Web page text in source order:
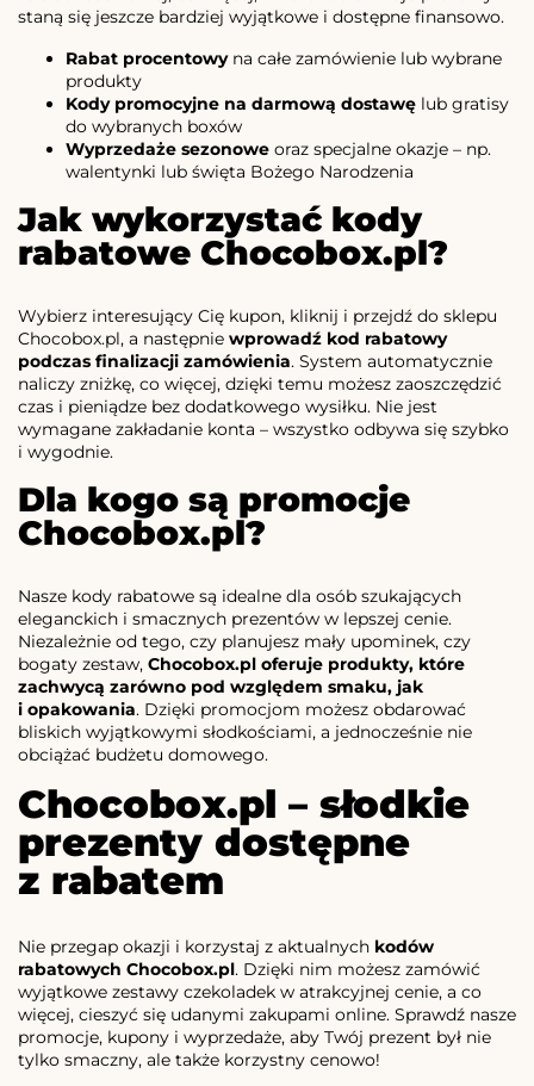
staną się jeszcze bardziej wyjątkowe i dostępne finansowo.
Rabat procentowyna całe zamówienie lub wybrane
produkty
Kody promocyjne na darmową dostawę lub gratisy
do wybranych boxów
Wyprzedaże sezonowe oraz specjalne okazje – np.
walentynki lub święta Bożego Narodzenia
Jak wykorzystać kody
rabatowe Chocobox.pl?
Wybierz interesujący Cię kupon, kliknij i przejdź do sklepu
Chocobox.pl, a następnie wprowadź kod rabatowy
podczas finalizacji zamówienia. System automatycznie
naliczy zniżkę, co więcej, dzięki temu możesz zaoszczędzić
czas i pieniądze bez dodatkowego wysiłku. Nie jest
wymagane zakładanie konta – wszystko odbywa się szybko
i wygodnie.
Dla kogo są promocje
Chocobox.pl?
Nasze kody rabatowe są idealne dla osób szukających
eleganckich i smacznych prezentów w lepszej cenie.
Niezależnie od tego, czy planujesz mały upominek, czy
bogaty zestaw, Chocobox.pl oferuje produkty, które
zachwycą zarówno pod względem smaku, jak
i opakowania. Dzięki promocjom możesz obdarować
bliskich wyjątkowymi słodkościami, a jednocześnie nie
obciążać budżetu domowego.
Chocobox.pl – słodkie
prezenty dostępne
z rabatem
Nie przegap okazji i korzystaj z aktualnych kodów
rabatowych Chocobox.pl. Dzięki nim możesz zamówić
wyjątkowe zestawy czekoladek w atrakcyjnej cenie, a co
więcej, cieszyć się udanymi zakupami online. Sprawdź nasze
promocje, kupony i wyprzedaże, aby Twój prezent był nie
tylko smaczny, ale także korzystny cenowo!